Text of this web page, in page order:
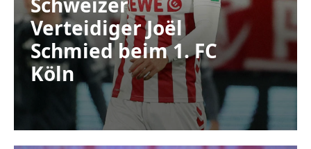
Verteidiger Joël
Schmied beim 1. FC
Köln